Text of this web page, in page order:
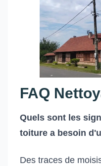
FAQ
Quels sont les
toiture a besoin
Des traces de